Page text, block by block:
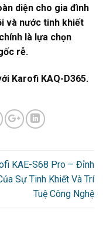
diện cho gia đình
và nước tinh khiết
là lựa chọn
rễ.
Karofi KAQ-D365.
KAE-S68 Pro – Đỉnh
Sự Tinh Khiết Và Trí
Tuệ Công Nghệ